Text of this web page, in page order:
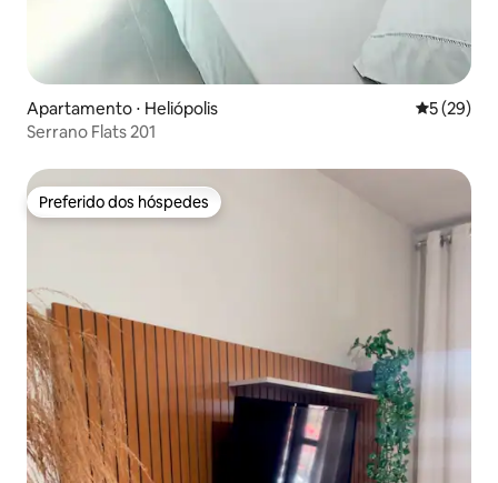
Apartamento ⋅ Heliópolis 5 de uma
5 (29)
Serrano Flats 201
Preferido dos hóspedes
Preferido dos hóspedes